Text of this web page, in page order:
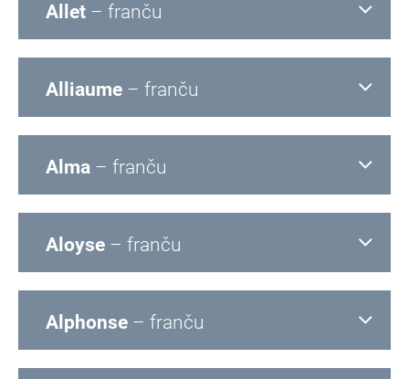
Allet – franču
Alliaume – franču
Alma – franču
Aloyse – franču
Alphonse – franču